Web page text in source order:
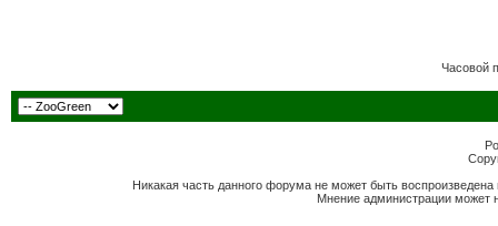
Часовой
Никакая часть данного форума не может быть
Мнение администрации может